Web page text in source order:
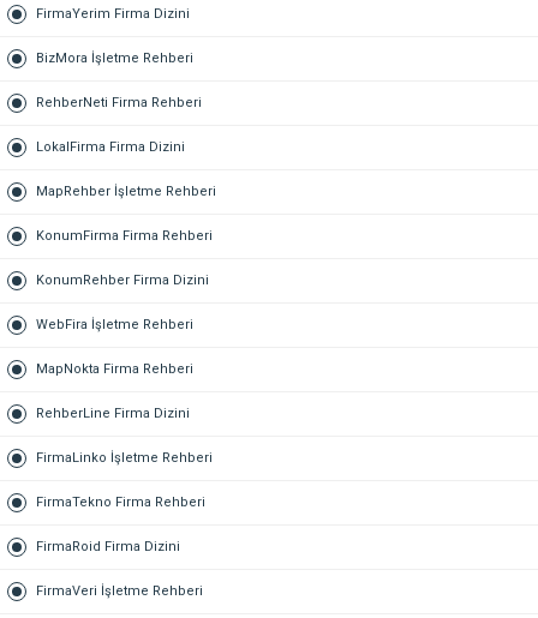
FirmaYerim Firma Dizini
BizMora İşletme Rehberi
RehberNeti Firma Rehberi
LokalFirma Firma Dizini
MapRehber İşletme Rehberi
KonumFirma Firma Rehberi
KonumRehber Firma Dizini
WebFira İşletme Rehberi
MapNokta Firma Rehberi
RehberLine Firma Dizini
FirmaLinko İşletme Rehberi
FirmaTekno Firma Rehberi
FirmaRoid Firma Dizini
FirmaVeri İşletme Rehberi